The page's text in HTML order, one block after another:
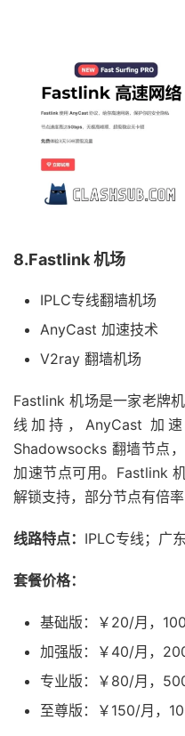
8.Fastlink 机场
IPLC专线翻墙机场
AnyCast 加速技术
V2ray 翻墙机场
Fastlink 机场是一家老牌
线加持，AnyCast 加
Shadowsocks 翻墙节点
加速节点可用。Fastlink
解锁支持，部分节点有倍率
线路特点： IPLC专线；广
套餐价格：
基础版：￥20/月，
加强版：￥40/月，
专业版：￥80/月，
至尊版：￥150/月，